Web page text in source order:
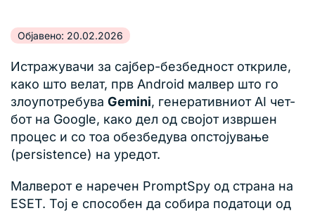
Објавено: 20.02.2026
Истражувачи за сајбер-безбедност откриле,
како што велат, прв Android малвер што го
злоупотребува Gemini, генеративниот AI чет-
бот на Google, како дел од својот извршен
процес и со тоа обезбедува опстојување
(persistence) на уредот.
Малверот е наречен PromptSpy од страна на
ESET. Тој е способен да собира податоци од